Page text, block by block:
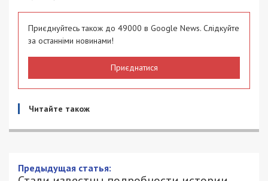
Приєднуйтесь також до 49000 в Google News. Слідкуйте
за останніми новинами!
Приєднатися
Читайте також
Стали известны подробности истории